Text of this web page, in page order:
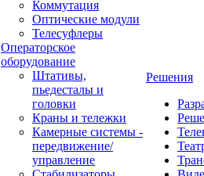
Коммутация
Оптические модули
Телесуфлеры
Операторское
оборудование
Штативы,
пьедесталы и
головки
Краны и тележки
Камерные системы -
передвижение/
управление
Решения